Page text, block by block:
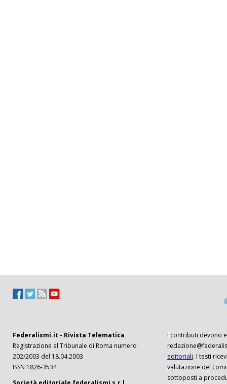
Federalismi.it - Rivista Telematica
Registrazione al Tribunale di Roma numero
202/2003 del 18.04.2003
ISSN 1826-3534
I contributi devono
editoriali. I testi
valutazione del
sottoposti a